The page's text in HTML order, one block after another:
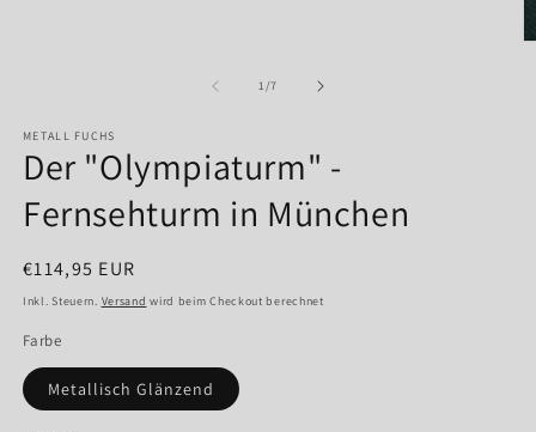
1/von
7
METALL FUCHS
Der "Olympiaturm" -
Fernsehturm in München
Normaler
Preis
€114,95 EUR
Inkl. Steuern. Versand wird beim Checkout berechnet
Farbe
Metallisch Glänzend